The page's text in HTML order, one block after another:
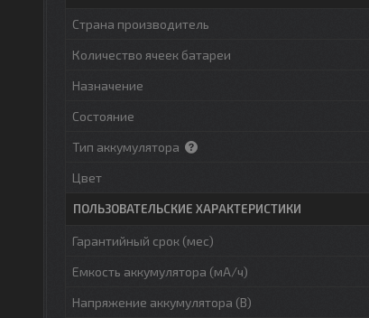
Страна производитель
Количество ячеек батареи
Назначение
Состояние
Тип аккумулятора
Цвет
ПОЛЬЗОВАТЕЛЬСКИЕ ХАРАКТЕРИСТИКИ
Гарантийный срок (мес)
Емкость аккумулятора (мА/ч)
Напряжение аккумулятора (В)